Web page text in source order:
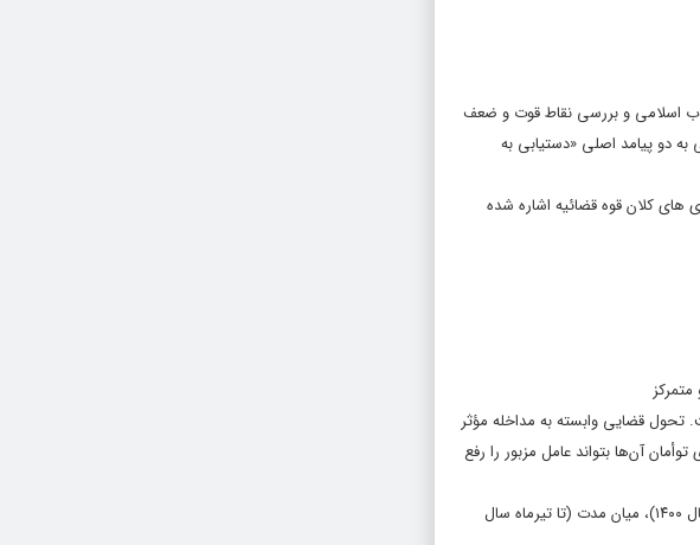
اسلامی و بررسی نقاط قوت و ضعف
دو پیامد اصلی «دستیابی به
آفرینی قوه قضائیه است، به ۱۴ تغییر اساسی در جهت گیری های کلان قوه قضائیه اشاره شده
تمرکز شده است. تحول قضایی وابسته به مداخله مؤثر
توأمان آن‌ها بتواند عامل مزبور را رفع
همچنین برای هر یک از راهکارها، واحدسازمانی مسئول، واحد یا واحدهای سازمانی همکار و زمان بندی اجرا شامل کوتاه مدت (تا تیرماه سال ۱۴۰۰)، میان مدت (تا تیرماه سال